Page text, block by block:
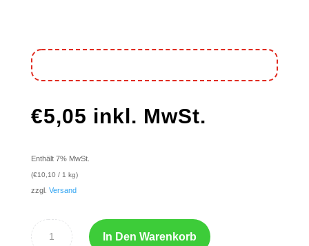
€5,05 inkl. MwSt.
Enthält 7% MwSt.
(€10,10 / 1 kg)
zzgl. Versand
In Den Warenkorb